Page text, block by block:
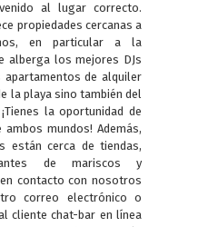
al lugar correcto.
propiedades cercanas a
en particular a la
alberga los mejores DJs
apartamentos de alquiler
la playa sino también del
la oportunidad de
mundos! Además,
están cerca de tiendas,
de mariscos y
contacto con nosotros
correo electrónico o
cliente chat-bar en línea